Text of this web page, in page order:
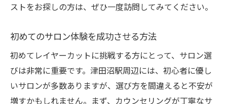
ストをお探しの方は、ぜひ一度訪問してみてください。
初めてのサロン体験を成功させる方法
初めてレイヤーカットに挑戦する方にとって、サロン選
びは非常に重要です。津田沼駅周辺には、初心者に優し
いサロンが多数ありますが、選び方を間違えると不安が
増すかもしれません。まず、カウンセリングが丁寧なサ